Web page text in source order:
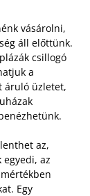
vásárolni,
áll előttünk.
csillogó
a
áruló üzletet,
az,
az
Egy